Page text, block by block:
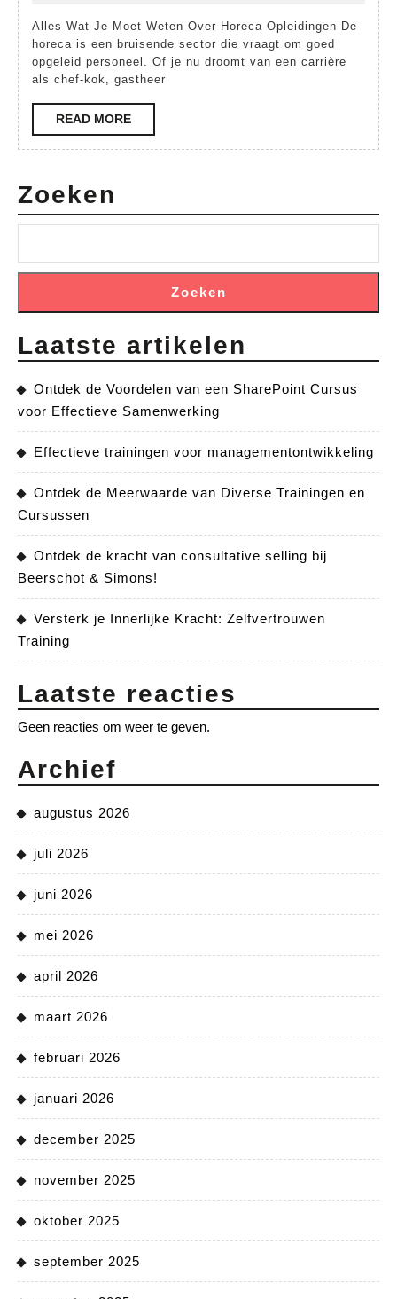
van
een
Alles Wat Je Moet Weten Over Horeca Opleidingen De
horeca is een bruisende sector die vraagt om goed
opgeleid personeel. Of je nu droomt van een carrière
als chef-kok, gastheer
READ MOREREAD
MORE
Zoeken
Zoeken
Laatste artikelen
Ontdek de Voordelen van een SharePoint Cursus
voor Effectieve Samenwerking
Effectieve trainingen voor managementontwikkeling
Ontdek de Meerwaarde van Diverse Trainingen en
Cursussen
Ontdek de kracht van consultative selling bij
Beerschot & Simons!
Versterk je Innerlijke Kracht: Zelfvertrouwen
Training
Laatste reacties
Geen reacties om weer te geven.
Archief
augustus 2026
juli 2026
juni 2026
mei 2026
april 2026
maart 2026
februari 2026
januari 2026
december 2025
november 2025
oktober 2025
september 2025